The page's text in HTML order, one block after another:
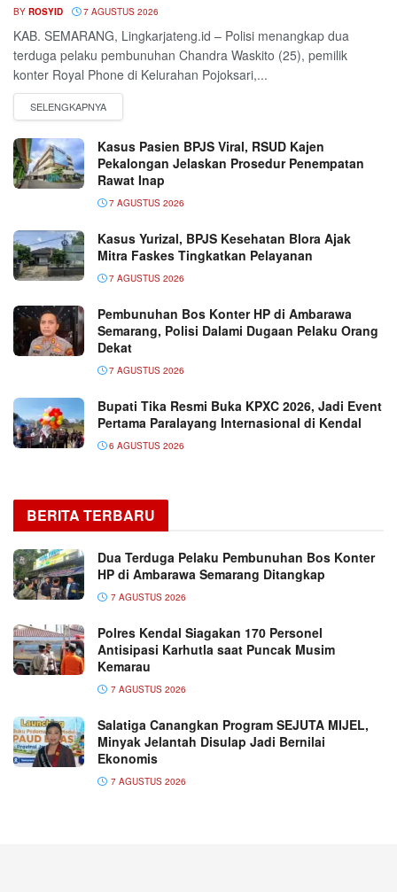
BY ROSYID 7 AGUSTUS 2026
KAB. SEMARANG, Lingkarjateng.id – Polisi menangkap dua
terduga pelaku pembunuhan Chandra Waskito (25), pemilik
konter Royal Phone di Kelurahan Pojoksari,...
Kasus Pasien BPJS Viral, RSUD Kajen
Pekalongan Jelaskan Prosedur Penempatan
Rawat Inap
7 AGUSTUS 2026
Kasus Yurizal, BPJS Kesehatan Blora Ajak
Mitra Faskes Tingkatkan Pelayanan
7 AGUSTUS 2026
Pembunuhan Bos Konter HP di Ambarawa
Semarang, Polisi Dalami Dugaan Pelaku Orang
Dekat
7 AGUSTUS 2026
Bupati Tika Resmi Buka KPXC 2026, Jadi Event
Pertama Paralayang Internasional di Kendal
6 AGUSTUS 2026
BERITA TERBARU
Dua Terduga Pelaku Pembunuhan Bos Konter
HP di Ambarawa Semarang Ditangkap
7 AGUSTUS 2026
Polres Kendal Siagakan 170 Personel
Antisipasi Karhutla saat Puncak Musim
Kemarau
7 AGUSTUS 2026
Salatiga Canangkan Program SEJUTA MIJEL,
Minyak Jelantah Disulap Jadi Bernilai
Ekonomis
7 AGUSTUS 2026